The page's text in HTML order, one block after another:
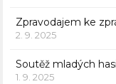
Zpravodajem ke
2. 9. 2025
Soutěž mladých
1. 9. 2025